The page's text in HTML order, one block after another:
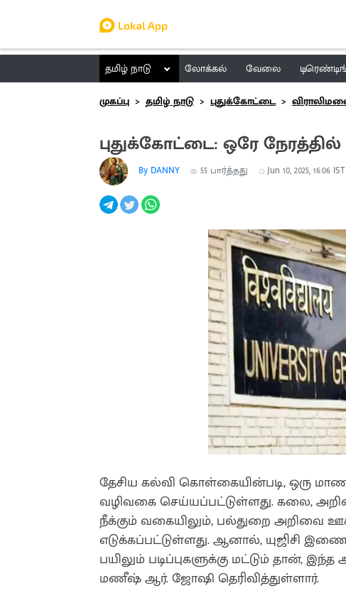
தமிழ் நாடு லோக்கல் வேலை
முகப்பு
தமிழ் நாடு புதுக்கோட்டை
புதுக்கோட்டை: ஒரே நேரத்தில்
By DANNY 55 பார்த்தது Jun 10, 2025, 16:06 IST
தேசிய கல்வி கொள்கையின்படி, ஒரு
வழிவகை செய்யப்பட்டுள்ளது. கலை,
நீக்கும் வகையிலும், பல்துறை அறிவை
எடுக்கப்பட்டுள்ளது. ஆனால், யுஜிசி
பயிலும் படிப்புகளுக்கு மட்டும் தான்,
மணீஷ் ஆர். ஜோஷி தெரிவித்துள்ளார்.